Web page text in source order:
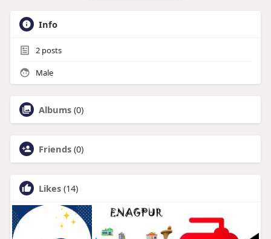
Info
2posts
Male
Albums (0)
Friends (0)
Likes (14)